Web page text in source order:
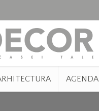
AGENDA